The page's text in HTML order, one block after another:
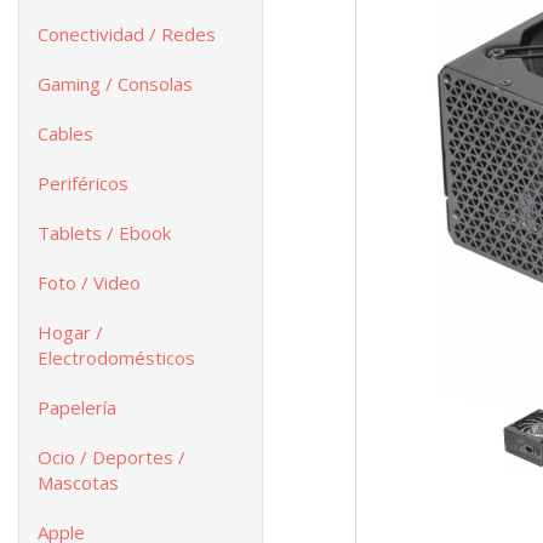
Conectividad / Redes
Gaming / Consolas
Cables
Periféricos
Tablets / Ebook
Foto / Video
Hogar /
Electrodomésticos
Papelería
Ocio / Deportes /
Mascotas
Apple